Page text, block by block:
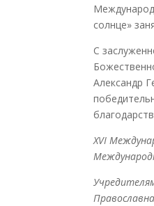
солнце»
С
Александр
XVI